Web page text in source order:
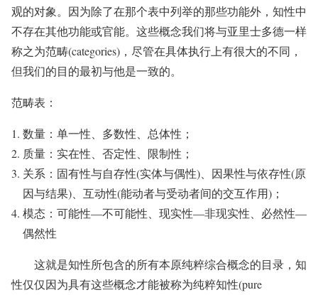
观的对象。因为除了在那个表中列举的那些功能外，知性中
不存在其他功能或官能。这些概念我们将与亚里士多德一样
称之为范畴(categories)，尽管在具体执行上有很大的不同，
但我们的目的最初与他是一致的。
范畴表：
数量：单一性、多数性、总体性；
质量：实在性、否定性、限制性；
关系：固有性与自存性(实体与偶性)、因果性与依存性(原
因与结果)、互动性(能动者与受动者间的交互作用)；
模态：可能性—不可能性、现实性—非现实性、必然性—
偶然性
这就是知性所包含的所有本原纯粹综合概念的目录，知
性仅仅因为具有这些概念才能被称为纯粹知性(pure